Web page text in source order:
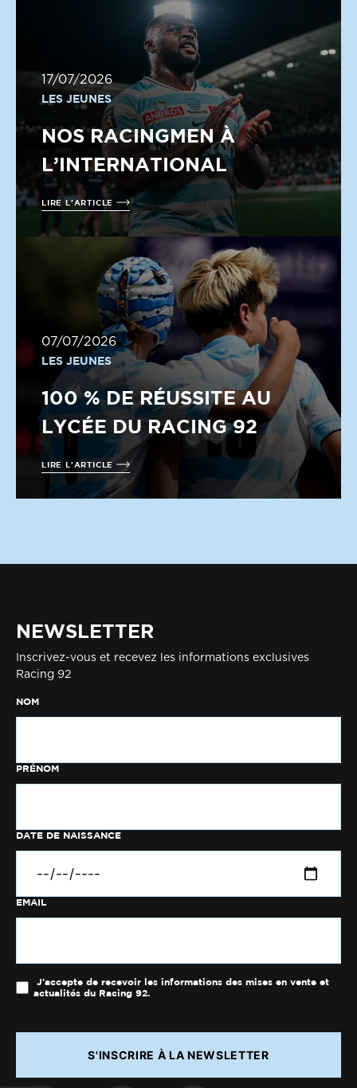
17/07/2026
LES JEUNES
NOS RACINGMEN À
L’INTERNATIONAL
LIRE L'ARTICLE
07/07/2026
LES JEUNES
100 % DE RÉUSSITE AU
LYCÉE DU RACING 92
LIRE L'ARTICLE
NEWSLETTER
Inscrivez-vous et recevez les informations exclusives
Racing 92
NOM
PRÉNOM
DATE DE NAISSANCE
EMAIL
J'accepte de recevoir les informations des mises en vente et
actualités du Racing 92.
S'INSCRIRE À LA NEWSLETTER